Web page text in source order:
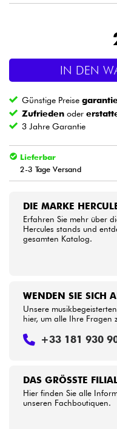
Drums
Blasinstrumente
Kinder
Kabel & Zubehöre
HiFi
Sehen Sie
IN DEN
Günstige Preise
Zufrieden oder
3 Jahre Garantie
Lieferbar
2-3 Tage Versand
DIE MARKE
Erfahren Sie mehr über
Hercules stands und
gesamten Katalog.
DAS GRÖSSTE
Hier finden Sie alle
unseren Fachboutiquen.
WENDEN SIE SICH
Unsere
hier, um alle Ihre Fragen
+33 181 930